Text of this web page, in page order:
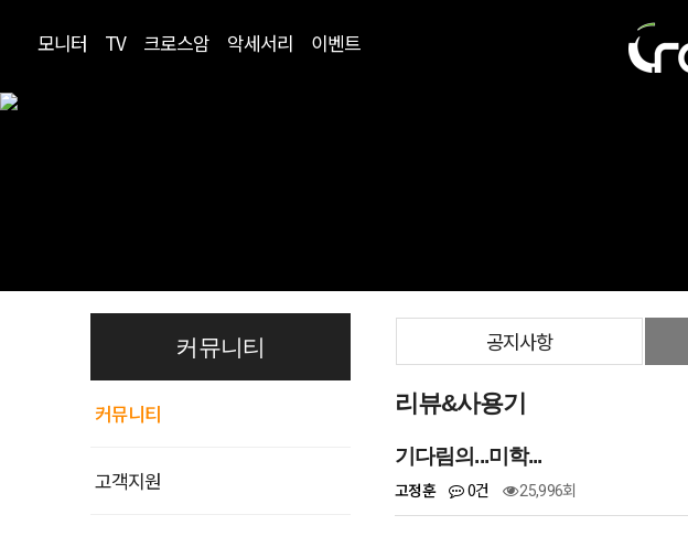
모니터 TV 크로스암 악세서리 이벤트
커뮤니티
커뮤니티
고객지원
공지사항
리뷰&사용기
기다림의...미학...
고정훈 0건 25,996회